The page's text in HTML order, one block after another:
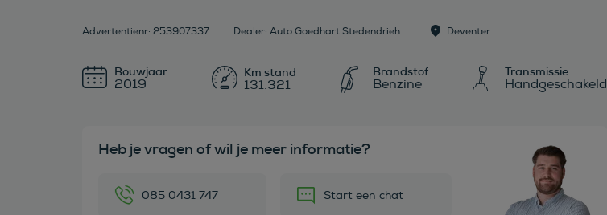
Advertentienr: 253907337 Dealer: Auto Goedhart Stedendriehoek B.V. Deventer
Bouwjaar
2019 131.321
Brandstof
Benzine
Transmissie
Handgeschakeld
Heb je vragen of wil je meer informatie?
085 0431 747 Start een chat